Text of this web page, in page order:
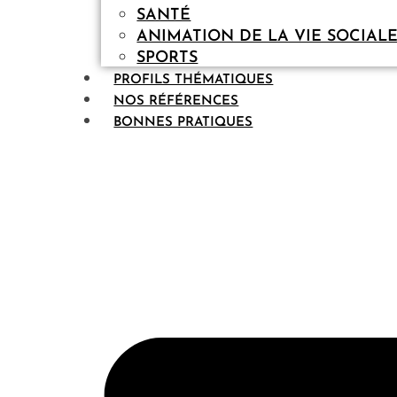
SANTÉ
ANIMATION DE LA VIE
SPORTS
PROFILS THÉMATIQUES
NOS RÉFÉRENCES
BONNES PRATIQUES